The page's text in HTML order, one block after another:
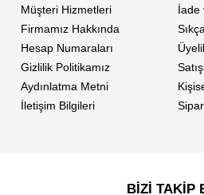
Müşteri Hizmetleri
Firmamız Hakkında
Hesap Numaraları
Gizlilik Politikamız
Aydınlatma Metni
İletişim Bilgileri
İade
BİZİ TAKİP